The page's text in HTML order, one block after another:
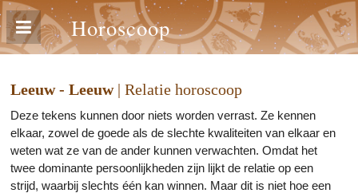
Horoscoop
Leeuw - Leeuw | Relatie horoscoop
Deze tekens kunnen door niets worden verrast. Ze kennen
elkaar, zowel de goede als de slechte kwaliteiten van elkaar en
weten wat ze van de ander kunnen verwachten. Omdat het
twee dominante persoonlijkheden zijn lijkt de relatie op een
strijd, waarbij slechts één kan winnen. Maar dit is niet hoe een